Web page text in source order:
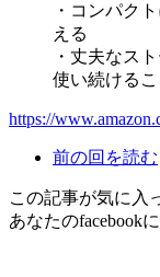
・コンパク
える
・丈夫なス
使い続ける
https://
前の回を読む
この記事が気に入
あなたのfacebook